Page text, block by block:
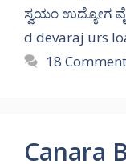
ಸ್ವಯಂ ಉದ್ಯೋಗ
d devaraj urs
18
Canara